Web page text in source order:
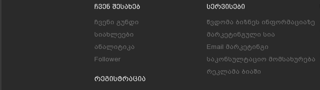
Ჩვენ Შესახებ
ჩვენი გუნდი
სიახლეები
ანალიტიკა
Follower
Რეგისტრაცია
Სერვისები
წვდომა ბიზნეს ინფორმაციაზე
მარკეტინგული სია
Email მარკეტინგი
საკონსულტაციო მომსახურება
რეკლამა ბიაში